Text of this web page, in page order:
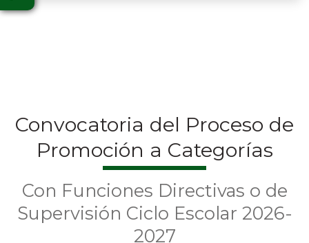
Convocatoria del Proceso de
Promoción a Categorías
Con Funciones Directivas o de
Supervisión Ciclo Escolar 2026-
2027